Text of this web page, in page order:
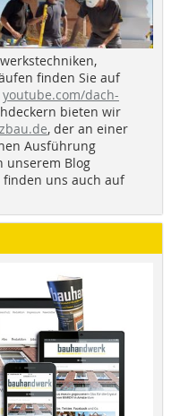
finden Sie auf
youtube.com/dach-
bieten wir
, der an einer
Ausführung
unserem Blog
finden uns auch auf